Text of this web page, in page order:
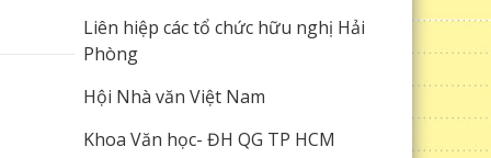
Liên hiệp các tổ chức hữu nghị Hải
Phòng
Hội Nhà văn Việt Nam
Khoa Văn học- ĐH QG TP HCM